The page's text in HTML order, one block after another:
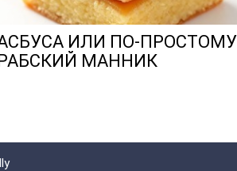
ИЛИ ПО-
МАННИК